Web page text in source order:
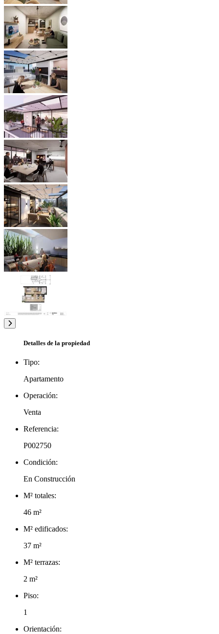
Detalles de la propiedad
Tipo:
Apartamento
Operación:
Venta
Referencia:
P002750
Condición:
En Construcción
M² totales:
46 m²
M² edificados:
37 m²
M² terrazas:
2 m²
Piso:
1
Orientación: